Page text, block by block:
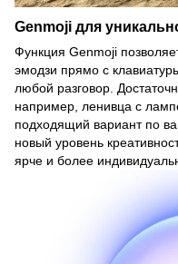
Genmoji для
Функция Genmoji
эмодзи прямо с
любой разговор.
например, ленивца с
подходящий вариант по
новый уровень
ярче и более